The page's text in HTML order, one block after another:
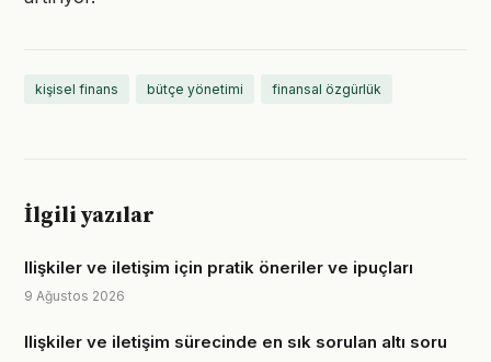
kişisel finans bütçe yönetimi finansal özgürlük
İlgili yazılar
Ilişkiler ve iletişim için pratik öneriler ve ipuçları
9 Ağustos 2026
Ilişkiler ve iletişim sürecinde en sık sorulan altı soru